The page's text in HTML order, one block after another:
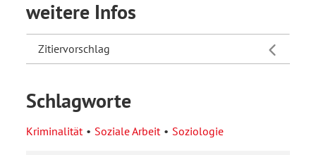
weitere Infos
Zitiervorschlag
Schlagworte
Kriminalität Soziale Arbeit Soziologie